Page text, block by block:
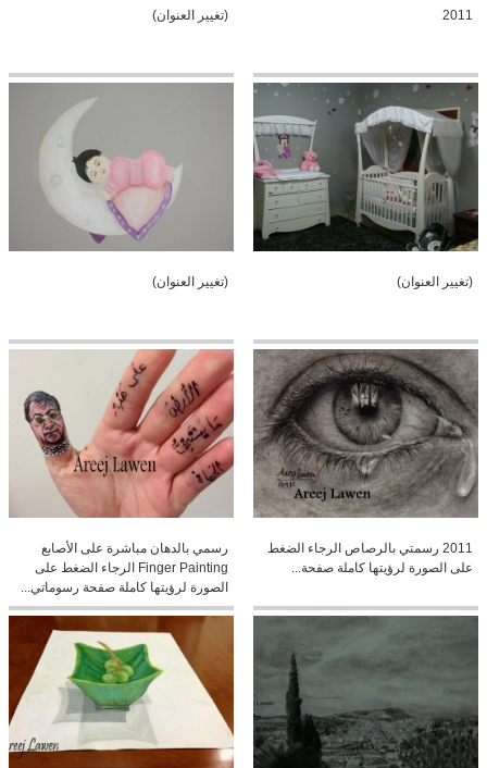
2011 (تغيير العنوان)
(تغيير العنوان) (تغيير العنوان)
2011 رسمتي بالرصاص الرجاء الضغط
على الصورة لرؤيتها كاملة صفحة...
رسمي بالدهان مباشرة على الأصابع
Finger Painting الرجاء الضغط على
الصورة لرؤيتها كاملة صفحة رسوماتي...